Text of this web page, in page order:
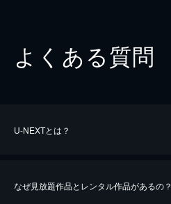
よくある質問
U-NEXTとは？
なぜ見放題作品とレンタル作品があるの？